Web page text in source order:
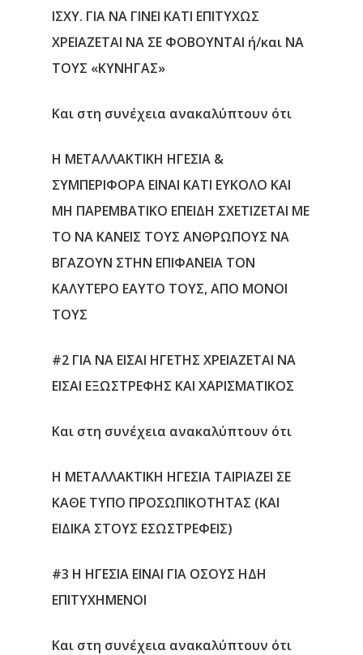
ΙΣΧΥ. ΓΙΑ ΝΑ ΓΙΝΕΙ ΚΑΤΙ ΕΠΙΤΥΧΩΣ
ΧΡΕΙΑΖΕΤΑΙ ΝΑ ΣΕ ΦΟΒΟΥΝΤΑΙ ή/και ΝΑ
ΤΟΥΣ «ΚΥΝΗΓΑΣ»
Και στη συνέχεια ανακαλύπτουν ότι
Η ΜΕΤΑΛΛΑΚΤΙΚΗ ΗΓΕΣΙΑ &
ΣΥΜΠΕΡΙΦΟΡΑ ΕΙΝΑΙ ΚΑΤΙ ΕΥΚΟΛΟ ΚΑΙ
ΜΗ ΠΑΡΕΜΒΑΤΙΚΟ ΕΠΕΙΔΗ ΣΧΕΤΙΖΕΤΑΙ ΜΕ
ΤΟ ΝΑ ΚΑΝΕΙΣ ΤΟΥΣ ΑΝΘΡΩΠΟΥΣ ΝΑ
ΒΓΑΖΟΥΝ ΣΤΗΝ ΕΠΙΦΑΝΕΙΑ ΤΟΝ
ΚΑΛΥΤΕΡΟ ΕΑΥΤΟ ΤΟΥΣ, ΑΠΟ ΜΟΝΟΙ
ΤΟΥΣ
#2 ΓΙΑ ΝΑ ΕΙΣΑΙ ΗΓΕΤΗΣ ΧΡΕΙΑΖΕΤΑΙ ΝΑ
ΕΙΣΑΙ ΕΞΩΣΤΡΕΦΗΣ ΚΑΙ ΧΑΡΙΣΜΑΤΙΚΟΣ
Και στη συνέχεια ανακαλύπτουν ότι
Η ΜΕΤΑΛΛΑΚΤΙΚΗ ΗΓΕΣΙΑ ΤΑΙΡΙΑΖΕΙ ΣΕ
ΚΑΘΕ ΤΥΠΟ ΠΡΟΣΩΠΙΚΟΤΗΤΑΣ (ΚΑΙ
ΕΙΔΙΚΑ ΣΤΟΥΣ ΕΣΩΣΤΡΕΦΕΙΣ)
#3 Η ΗΓΕΣΙΑ ΕΙΝΑΙ ΓΙΑ ΟΣΟΥΣ ΗΔΗ
ΕΠΙΤΥΧΗΜΕΝΟΙ
Και στη συνέχεια ανακαλύπτουν ότι
Υπηρεσίες
Νέα
Επικοινωνία